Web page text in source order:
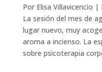
Por Elisa Villavicencio
La sesión del mes de
lugar nuevo, muy
aroma a incienso. La
sobre psicoterapia